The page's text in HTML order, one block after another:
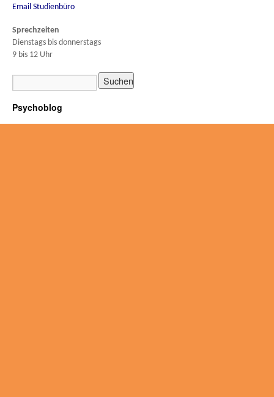
Email Studienbüro
Sprechzeiten
Dienstags bis donnerstags
9 bis 12 Uhr
Psychoblog